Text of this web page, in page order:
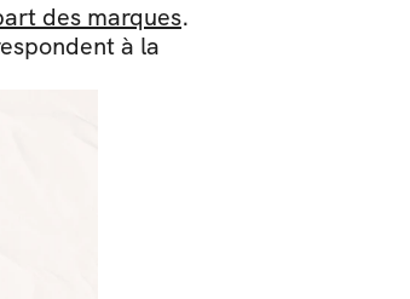
des marques.
à la